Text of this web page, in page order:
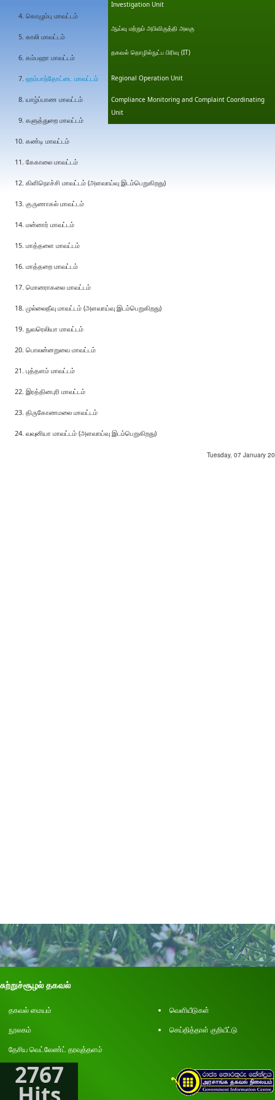
Investigation Unit
ஆய்வு மற்றும் அபிவிருத்தி அலகு
தகவல் தொழில்நுட்ப பிரிவு (IT)
Regional Operation Unit
Compliance Monitoring and Complaint Coordinating
Unit
கொழும்பு மாவட்டம்
காலி மாவட்டம்
கம்பஹா மாவட்டம்
ஹம்பாந்தோட்டை மாவட்டம்
யாழ்ப்பாண மாவட்டம்
களுத்துறை மாவட்டம்
கண்டி மாவட்டம்
கேகாலை மாவட்டம்
கிளிநொச்சி மாவட்டம் (அளவாய்வு இடம்பெறுகிறது)
குருணாகல் மாவட்டம்
மன்னார் மாவட்டம்
மாத்தளை மாவட்டம்
மாத்தறை மாவட்டம்
மொனராகலை மாவட்டம்
முல்லைதீவு மாவட்டம் (அளவாய்வு இடம்பெறுகிறது)
நுவரெலியா மாவட்டம்
பொலன்னறுவை மாவட்டம்
புத்தளம் மாவட்டம்
இரத்தினபுரி மாவட்டம்
திருகோணமலை மாவட்டம்
வவுனியா மாவட்டம் (அளவாய்வு இடம்பெறுகிறது)
Tuesday, 07 January
சுற்றுச்சூழல் தகவல்
தகவல் மையம்
வெளியீடுகள்
நூலகம்
செய்தித்தாள் குறியீட்டு
தேசிய வெட்லேண்ட் தரவுத்தளம்
2767